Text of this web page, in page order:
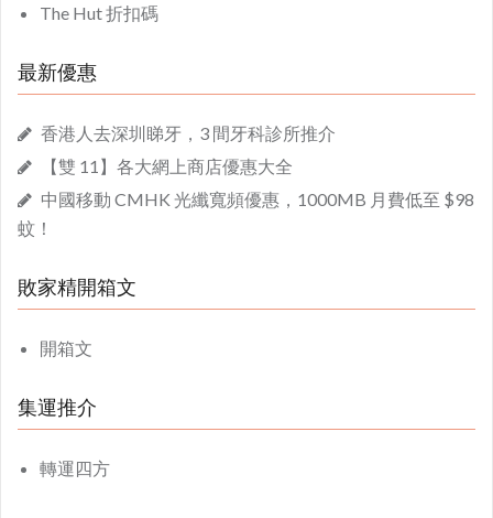
The Hut 折扣碼
最新優惠
香港人去深圳睇牙，3 間牙科診所推介
【雙 11】各大網上商店優惠大全
中國移動 CMHK 光纖寬頻優惠，1000MB 月費低至 $98
蚊！
敗家精開箱文
開箱文
集運推介
轉運四方